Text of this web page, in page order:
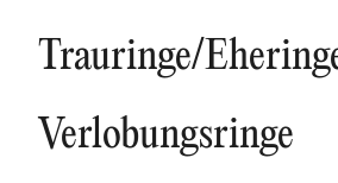
Trauringe/
NEUHEITEN
Verlobungsringe